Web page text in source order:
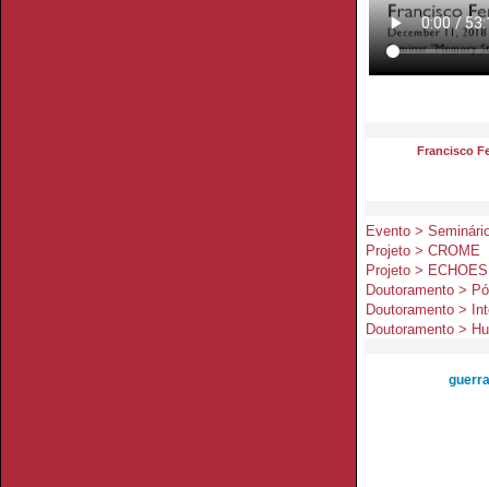
Francisco
Evento >
Projeto > CROME
Projeto > ECHOES
Doutoramento >
Doutoramento >
Doutoramento >